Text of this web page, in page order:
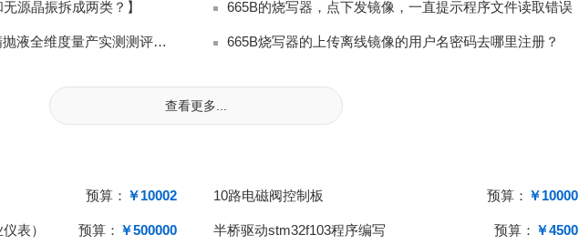
源晶振拆成两类？】 665B的烧写器，点下发镜像，一直提示程序文件读取错误
驰明普CPS101蓝宝石CMP精抛液全维度量产实测测评｜LED衬底国产硅溶胶抛光替 665B烧写器的上传离线镜像的用户名密码去哪里注册？
查看更多...
预算： ￥10002 10路电磁阀控制板 预算： ￥10000
表） 预算： ￥500000 半桥驱动stm32f103程序编写 预算： ￥4500